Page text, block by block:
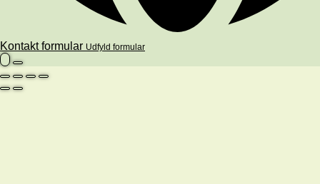
Kontakt formular Udfyld formular